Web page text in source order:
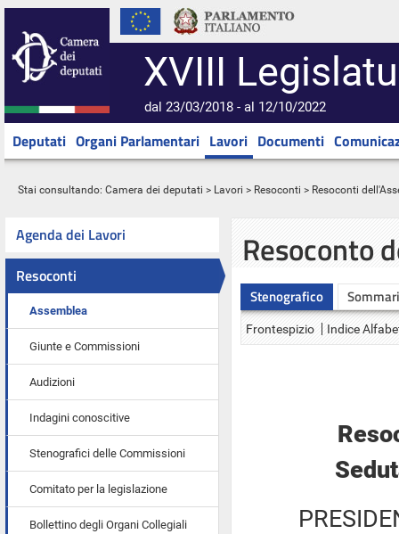
XVIII
dal 23/03/2018 - al 12/10/2022
Deputati Organi Parlamentari Lavori Documenti
Stai consultando: Camera dei deputati > Lavori > Resoconti > Resoconti
Agenda dei Lavori
Resoconti
Assemblea
Giunte e Commissioni
Audizioni
Indagini conoscitive
Stenografici delle Commissioni
Comitato per la legislazione
Bollettino degli Organi Collegiali
Resoconto
Stenografico
Frontespizio Indice